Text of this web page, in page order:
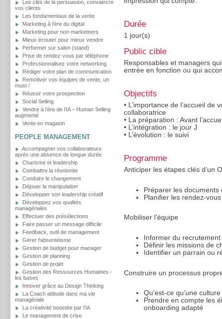
Les clés de la persuasion, convaincre
vos clients
Les fondamentaux de la vente
Marketing à l'ère du digital
Marketing pour non-marketeers
Mieux écouter pour mieux vendre
Performer sur salon (stand)
Prise de rendez-vous par téléphone
Professionnalisez votre networking
Rédiger votre plan de communication
Remotiver vos équipes de vente, un
must !
Réussir votre prospection
Social Selling
Vendre à l’ère de l’IA – Human Selling
augmenté
Vente en magasin
PEOPLE MANAGEMENT
Accompagner vos collaborateurs
après une absence de longue durée
Charisme et leadership
Combattre la réunionite
Conduire le changement
Déjouer la manipulation
Développer son leadership créatif
Développez vos qualités
managériales
Effectuer des présélections
Faire passer un message difficile
Feedback, outil de management
Gérer l'absentéisme
Gestion de budget pour manager
Gestion de planning
Gestion de projet
Gestion des Ressources Humaines -
les bases
Innover grâce au Design Thinking
La Coach attitude dans ma vie
managériale
La créativité boostée par l’IA
Le management de crise
Durée
1 jour(s)
Public cible
Responsables et managers
entrée en fonction ou qui
Objectifs
• L’importance de l’accueil
collaboratrice
• La préparation : Avant
• L’intégration : le jour J
• L’évolution : le suivi
Programme
Anticiper les étapes clés d’un
Préparer les documents
Planifier les rendez-vous
Mobiliser l’équipe
Informer du
Définir les missions de
Identifier un parrain ou
Construire un processus
Qu’est-ce qu’une
Prendre en compte les
onboarding adapté